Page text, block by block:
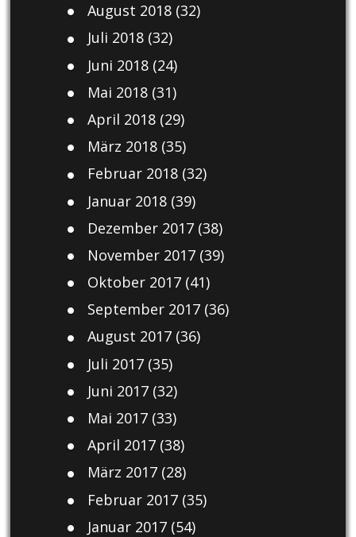
August 2018(32)
Juli 2018(32)
Juni 2018(24)
Mai 2018(31)
April 2018(29)
März 2018(35)
Februar 2018(32)
Januar 2018(39)
Dezember 2017(38)
November 2017(39)
Oktober 2017(41)
September 2017(36)
August 2017(36)
Juli 2017(35)
Juni 2017(32)
Mai 2017(33)
April 2017(38)
März 2017(28)
Februar 2017(35)
Januar 2017(54)